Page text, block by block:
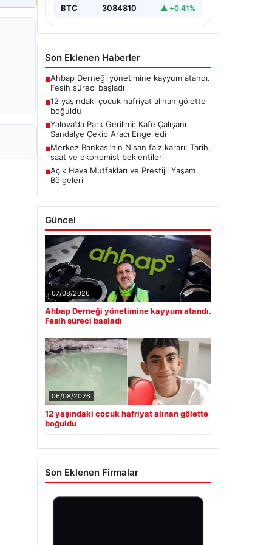
BTC 3084810 ▲ +0.41%
Son Eklenen Haberler
■Ahbap Derneği yönetimine kayyum atandı.
Fesih süreci başladı
■12 yaşındaki çocuk hafriyat alınan gölette
boğuldu
■Yalova’da Park Gerilimi: Kafe Çalışanı
Sandalye Çekip Aracı Engelledi
■Merkez Bankası’nın Nisan faiz kararı: Tarih,
saat ve ekonomist beklentileri
■Açık Hava Mutfakları ve Prestijli Yaşam
Bölgeleri
Güncel
07/08/2026
Ahbap Derneği yönetimine kayyum atandı.
Fesih süreci başladı
06/08/2026
12 yaşındaki çocuk hafriyat alınan gölette
boğuldu
Son Eklenen Firmalar